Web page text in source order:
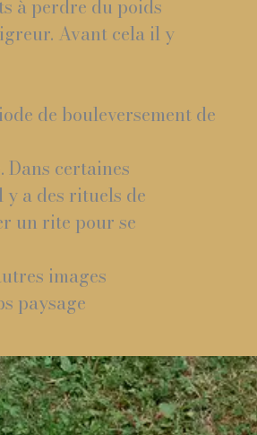
à perdre du poids
Avant cela il y
de bouleversement de
Dans certaines
a des rituels de
un rite pour se
images
paysage